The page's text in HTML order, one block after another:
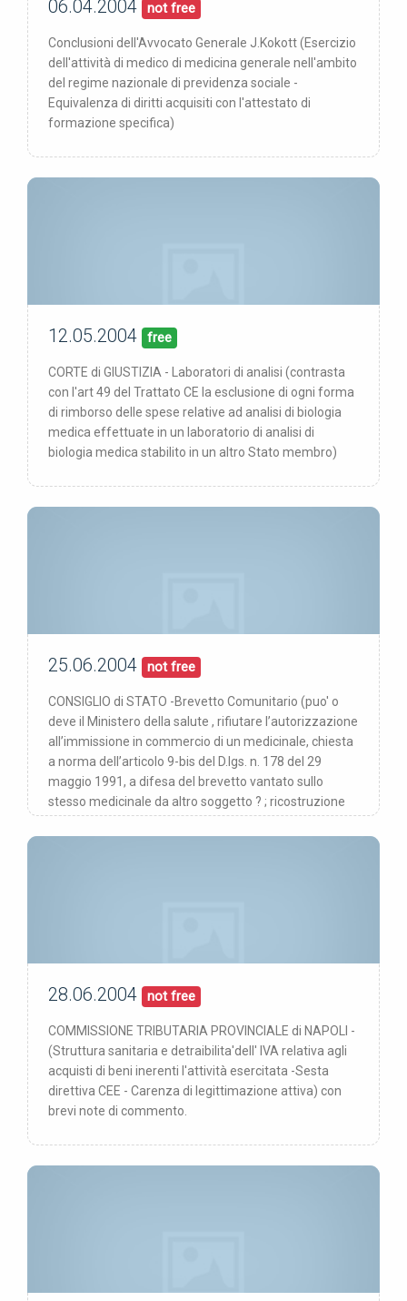
pubblicata: 00/00/00
06.04.2004 not free
Conclusioni dell'Avvocato Generale J.Kokott (Esercizio
dell'attività di medico di medicina generale nell'ambito
del regime nazionale di previdenza sociale -
Equivalenza di diritti acquisiti con l'attestato di
formazione specifica)
pubblicata: 00/00/00
12.05.2004 free
CORTE di GIUSTIZIA - Laboratori di analisi (contrasta
con l'art 49 del Trattato CE la esclusione di ogni forma
di rimborso delle spese relative ad analisi di biologia
medica effettuate in un laboratorio di analisi di
biologia medica stabilito in un altro Stato membro)
pubblicata: 00/00/00
25.06.2004 not free
CONSIGLIO di STATO -Brevetto Comunitario (puo' o
deve il Ministero della salute , rifiutare l’autorizzazione
all’immissione in commercio di un medicinale, chiesta
a norma dell’articolo 9-bis del D.lgs. n. 178 del 29
maggio 1991, a difesa del brevetto vantato sullo
stesso medicinale da altro soggetto ? ; ricostruzione
pubblicata: 00/00/00
28.06.2004 not free
COMMISSIONE TRIBUTARIA PROVINCIALE di NAPOLI -
(Struttura sanitaria e detraibilita'dell' IVA relativa agli
acquisti di beni inerenti l'attività esercitata -Sesta
direttiva CEE - Carenza di legittimazione attiva) con
brevi note di commento.